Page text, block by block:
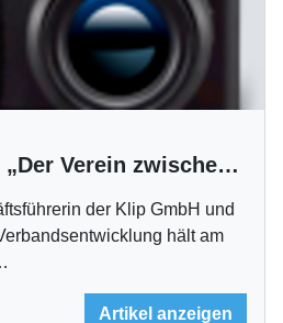
7. März | Vortrag „Der Verein zwischen Tradition und Zukunft“
der Klip GmbH und
hält am
Artikel anzeigen